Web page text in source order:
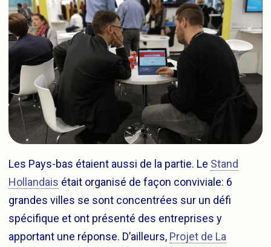
Les Pays-bas étaient aussi de la partie. Le Stand
Hollandais était organisé de façon conviviale: 6
grandes villes se sont concentrées sur un défi
spécifique et ont présenté des entreprises y
apportant une réponse. D’ailleurs, Projet de La